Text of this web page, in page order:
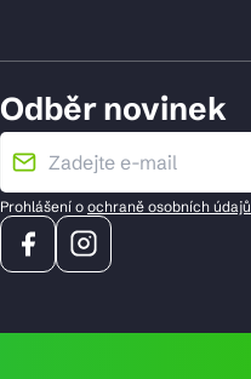
Odběr novinek
Prohlášení o ochraně osobních údajů